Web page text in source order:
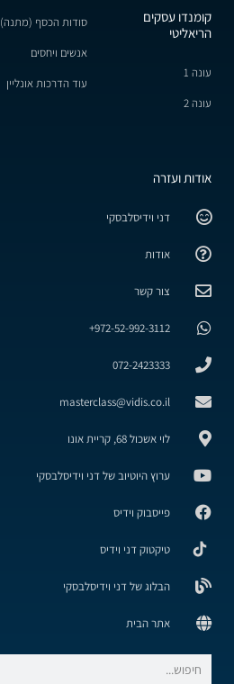
קומנדו עסקים
הריאליטי
עונה 1
עונה 2
סודות הכסף (מתנה)
אנשים ויחסים
עוד הדרכות אונליין
אודות ועזרה
דני וידיסלבסקי
אודות
צור קשר
972-52-992-3112+
072-2423333
masterclass@vidis.co.il
לוי אשכול 68, קריית אונו
ערוץ היוטיוב של דני וידיסלבסקי
פייסבוק וידיס
טיקטוק דני וידיס
הבלוג של דני וידיסלבסקי
אתר הבית